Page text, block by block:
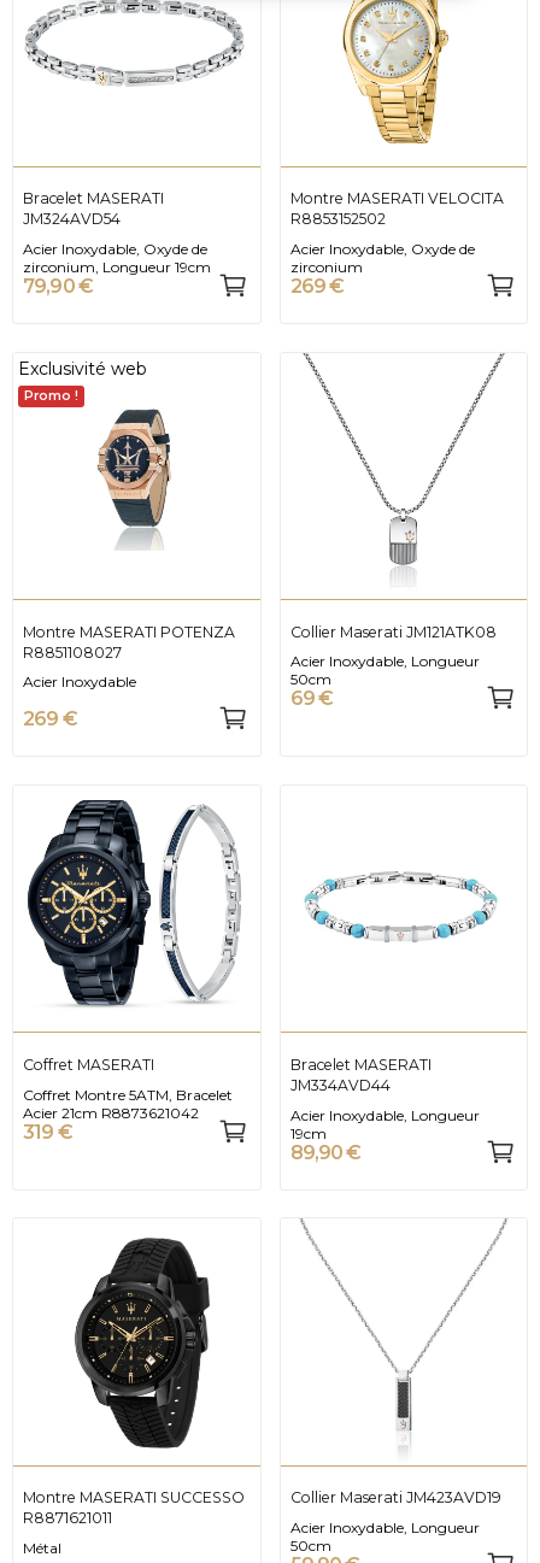
Bracelet MASERATI
JM324AVD54
Acier Inoxydable, Oxyde de
zirconium, Longueur 19cm
79,90 €
Montre MASERATI VELOCITA
R8853152502
Acier Inoxydable, Oxyde de
zirconium
269 €
Exclusivité web
Promo !
Montre MASERATI POTENZA
R8851108027
Acier Inoxydable
269 €
Collier Maserati JM121ATK08
Acier Inoxydable, Longueur
50cm
69 €
Coffret MASERATI
Coffret Montre 5ATM, Bracelet
Acier 21cm R8873621042
319 €
Bracelet MASERATI
JM334AVD44
Acier Inoxydable, Longueur
19cm
89,90 €
Montre MASERATI SUCCESSO
R8871621011
Métal
Collier Maserati JM423AVD19
Acier Inoxydable, Longueur
50cm